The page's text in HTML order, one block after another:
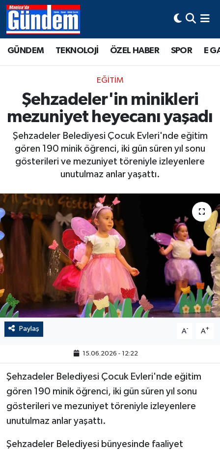
GÜNDEM TEKNOLOJİ ÖZEL HABER SPOR E
EĞİTİM
Şehzadeler'in minikleri
mezuniyet heyecanı yaşadı
Şehzadeler Belediyesi Çocuk Evleri'nde eğitim
gören 190 minik öğrenci, iki gün süren yıl sonu
gösterileri ve mezuniyet töreniyle izleyenlere
unutulmaz anlar yaşattı.
Paylaş A- A+
15.06.2026 - 12:22
Şehzadeler Belediyesi Çocuk Evleri'nde eğitim
gören 190 minik öğrenci, iki gün süren yıl sonu
gösterileri ve mezuniyet töreniyle izleyenlere
unutulmaz anlar yaşattı.
Şehzadeler Belediyesi bünyesinde faaliyet
Manisa Hava Durumu
Tüm Manşetler
Son Dakika Haberleri
Haber Arşivi